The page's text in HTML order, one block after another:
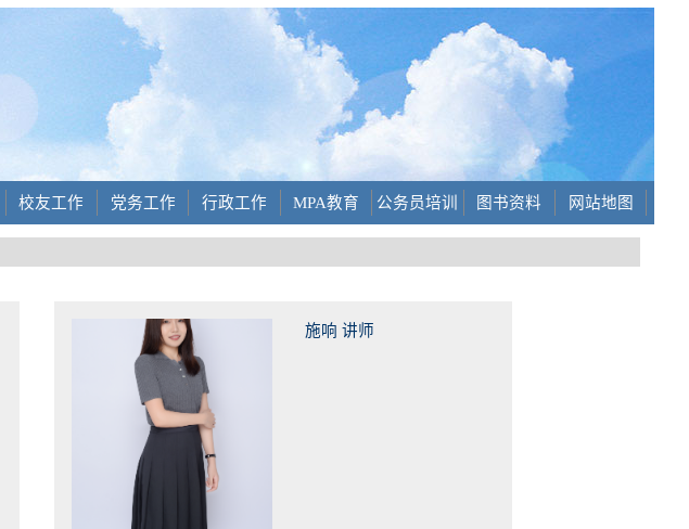
校友工作 党务工作 行政工作 MPA教育 公务员培训 图书资料 网站地图
施响 讲师